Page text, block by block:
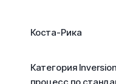
Коста-Рика
Категория
процесс по